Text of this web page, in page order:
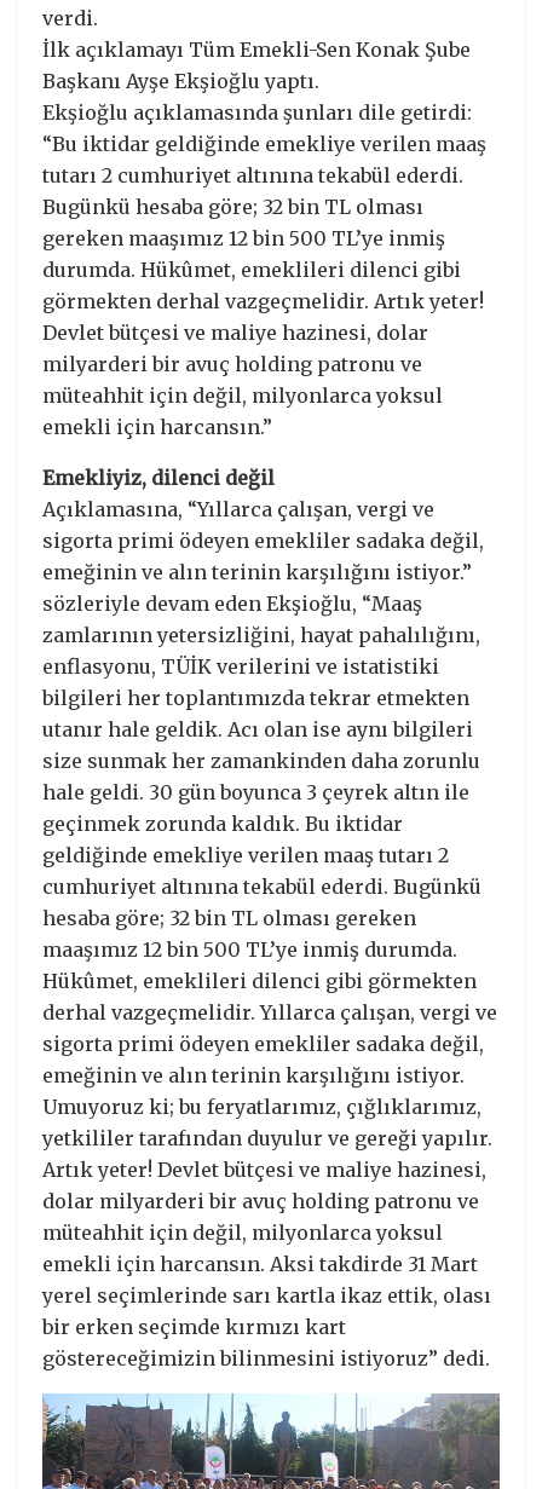
verdi.
İlk açıklamayı Tüm Emekli-Sen Konak Şube
Başkanı Ayşe Ekşioğlu yaptı.
Ekşioğlu açıklamasında şunları dile getirdi:
“Bu iktidar geldiğinde emekliye verilen maaş
tutarı 2 cumhuriyet altınına tekabül ederdi.
Bugünkü hesaba göre; 32 bin TL olması
gereken maaşımız 12 bin 500 TL’ye inmiş
durumda. Hükûmet, emeklileri dilenci gibi
görmekten derhal vazgeçmelidir. Artık yeter!
Devlet bütçesi ve maliye hazinesi, dolar
milyarderi bir avuç holding patronu ve
müteahhit için değil, milyonlarca yoksul
emekli için harcansın.”
Emekliyiz, dilenci değil
Açıklamasına, “Yıllarca çalışan, vergi ve
sigorta primi ödeyen emekliler sadaka değil,
emeğinin ve alın terinin karşılığını istiyor.”
sözleriyle devam eden Ekşioğlu, “Maaş
zamlarının yetersizliğini, hayat pahalılığını,
enflasyonu, TÜİK verilerini ve istatistiki
bilgileri her toplantımızda tekrar etmekten
utanır hale geldik. Acı olan ise aynı bilgileri
size sunmak her zamankinden daha zorunlu
hale geldi. 30 gün boyunca 3 çeyrek altın ile
geçinmek zorunda kaldık. Bu iktidar
geldiğinde emekliye verilen maaş tutarı 2
cumhuriyet altınına tekabül ederdi. Bugünkü
hesaba göre; 32 bin TL olması gereken
maaşımız 12 bin 500 TL’ye inmiş durumda.
Hükûmet, emeklileri dilenci gibi görmekten
derhal vazgeçmelidir. Yıllarca çalışan, vergi ve
sigorta primi ödeyen emekliler sadaka değil,
emeğinin ve alın terinin karşılığını istiyor.
Umuyoruz ki; bu feryatlarımız, çığlıklarımız,
yetkililer tarafından duyulur ve gereği yapılır.
Artık yeter! Devlet bütçesi ve maliye hazinesi,
dolar milyarderi bir avuç holding patronu ve
müteahhit için değil, milyonlarca yoksul
emekli için harcansın. Aksi takdirde 31 Mart
yerel seçimlerinde sarı kartla ikaz ettik, olası
bir erken seçimde kırmızı kart
göstereceğimizin bilinmesini istiyoruz” dedi.